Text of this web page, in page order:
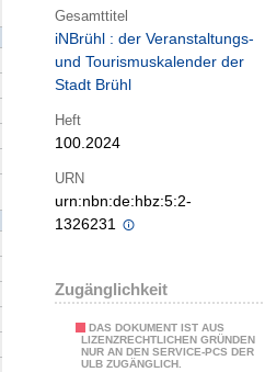
Gesamttitel
iNBrühl : der Veranstaltungs-
und Tourismuskalender der
Stadt Brühl
Heft
100.2024
URN
urn:nbn:de:hbz:5:2-
1326231
Zugänglichkeit
DAS DOKUMENT IST AUS
LIZENZRECHTLICHEN GRÜNDEN
NUR AN DEN SERVICE-PCS DER
ULB ZUGÄNGLICH.